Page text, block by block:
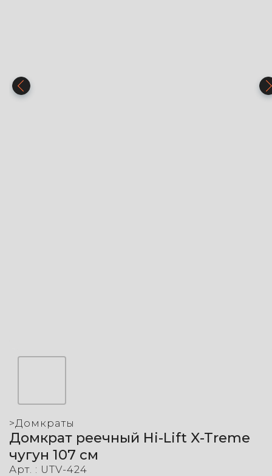
>Домкраты
Домкрат реечный Hi-Lift X-Treme
чугун 107 см
Арт. : UTV-424